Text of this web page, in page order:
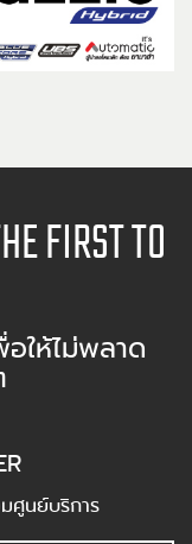
FIRST TO
ให้ไม่พลาด
ศูนย์บริการ